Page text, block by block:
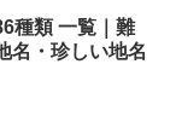
種類 一覧｜難
名・珍しい地名